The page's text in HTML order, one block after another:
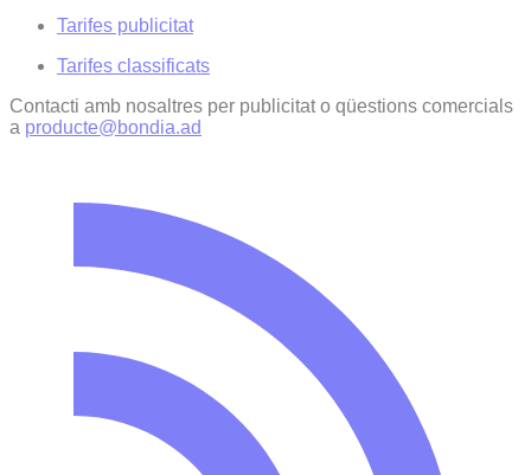
Tarifes publicitat
Tarifes classificats
Contacti amb nosaltres per publicitat o qüestions comercials
a producte@bondia.ad